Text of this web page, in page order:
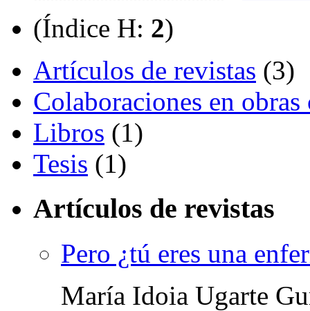
(Índice H: 2)
Artículos de revistas (3)
Colaboraciones en
Libros (1)
Tesis (1)
Artículos de revistas
Pero ¿tú eres una
María Idoia Ugarte